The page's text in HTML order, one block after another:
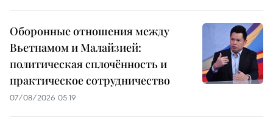
Оборонные отношения между
Вьетнамом и Малайзией:
политическая сплочённость и
практическое сотрудничество
07/08/2026 05:19